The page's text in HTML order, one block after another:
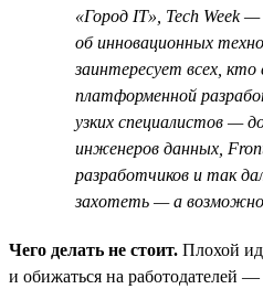
«Город IT», Tech Week
об инновационных
заинтересует всех, кто
платформенной
узких специалистов —
инженеров данных,
разработчиков и так
захотеть — а
Чего делать не стоит. Плохой
и обижаться на работодателей